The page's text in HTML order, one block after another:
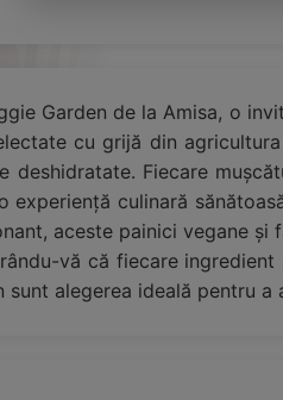
Garden de la Amisa, o
cu grijă din
deshidratate. Fiecare
experiență culinară
aceste painici vegane
vă că fiecare
sunt alegerea ideală pentru